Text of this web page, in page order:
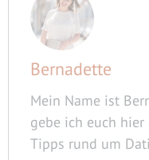
Bernadette
Mein Name ist
gebe ich euch
Tipps rund um